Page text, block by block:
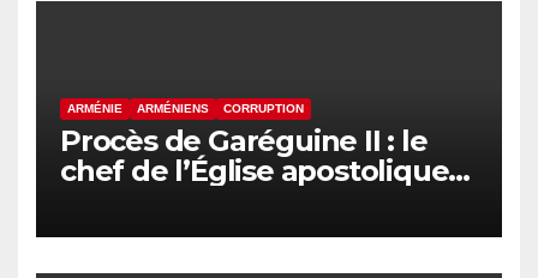
ARMÉNIE ARMÉNIENS CORRUPTION
Procès de Garéguine II : le
chef de l’Église apostolique
ce vendredi